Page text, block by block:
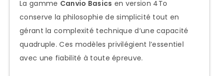
Mon ordinateur peut-il gérer un
disque 4To ?
Quelle différence de consommation
entre 2To et 4To ?
La gamme Canvio Basics en version 4To
conserve la philosophie de simplicité tout en
gérant la complexité technique d’une capacité
quadruple. Ces modèles privilégient l’essentiel
avec une fiabilité à toute épreuve.